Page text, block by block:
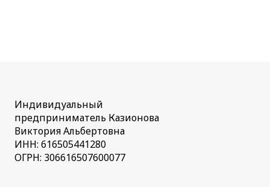
Индивидуальный
предприниматель Казионова
Виктория Альбертовна
ИНН: 616505441280
ОГРН: 306616507600077